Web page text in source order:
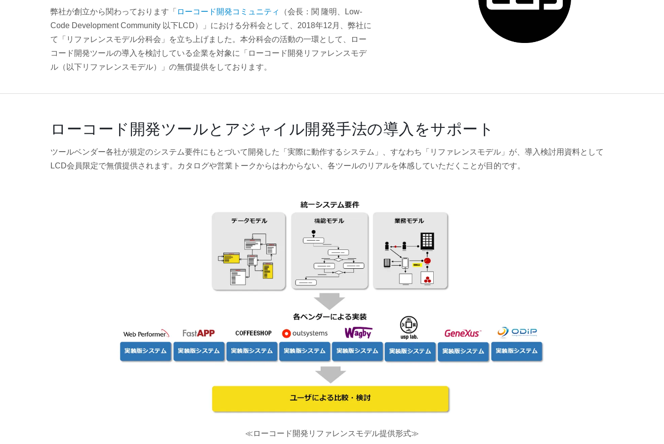
弊社が創立から関わっております「 ローコード開発コミュニティ
（会長：関 隆明、Low-
Code Development Community 以下LCD）」における分科会として、2018年12月、弊社に
て「リファレンスモデル分科会」を立ち上げました。本分科会の活動の一環として、ロー
コード開発ツールの導入を検討している企業を対象に「ローコード開発リファレンスモデ
ル（以下リファレンスモデル）」の無償提供をしております。
ローコード開発ツールとアジャイル開発手法の導入をサポート
ツールベンダー各社が規定のシステム要件にもとづいて開発した「実際に動作するシステム」、すなわち「リファレンスモデル」が、導入検討用資料として
LCD会員限定で無償提供されます。カタログや営業トークからはわからない、各ツールのリアルを体感していただくことが目的です。
≪ローコード開発リファレンスモデル提供形式≫